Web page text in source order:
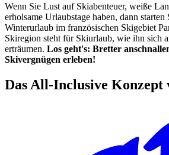
Wenn Sie Lust auf Skiabenteuer, weiße
erholsame Urlaubstage haben, dann
Winterurlaub im französischen Skigebiet
Skiregion steht für Skiurlaub, wie ihn sich
erträumen. Los geht's: Bretter
Skivergnügen erleben!
Das All-Inclusive Konzept